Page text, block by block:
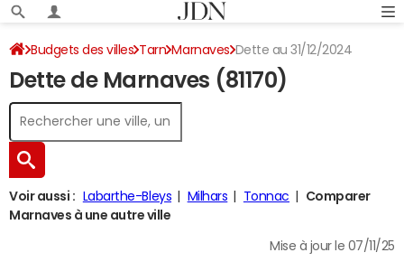
Budgets des villes Tarn Marnaves Dette au 31/12/2024
Dette de Marnaves (81170)
Voir aussi : Labarthe-Bleys Milhars Tonnac
Comparer
Marnaves à une autre ville
Mise à jour le 07/11/25